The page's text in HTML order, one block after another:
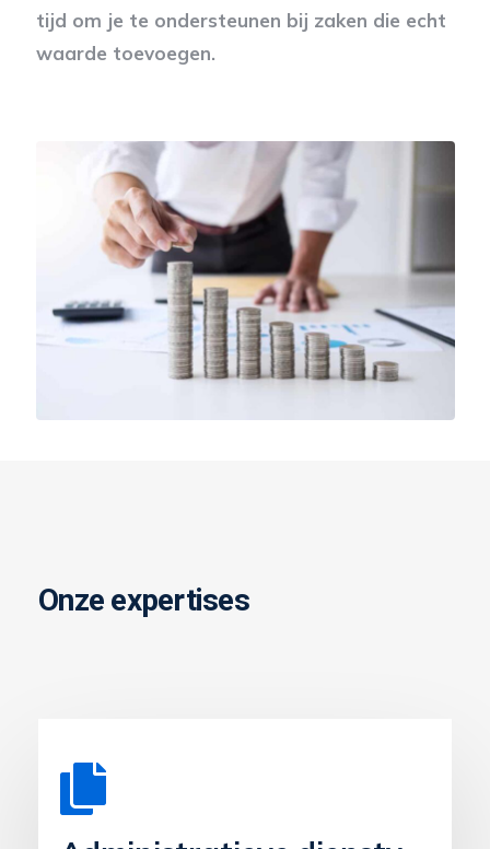
tijd om je te ondersteunen bij zaken die echt
waarde toevoegen.
Onze expertises